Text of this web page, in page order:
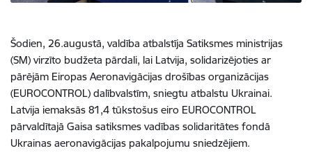
Šodien, 26.augustā, valdība atbalstīja Satiksmes ministrijas
(SM) virzīto budžeta pārdali, lai Latvija, solidarizējoties ar
pārējām Eiropas Aeronavigācijas drošības organizācijas
(EUROCONTROL) dalībvalstīm, sniegtu atbalstu Ukrainai.
Latvija iemaksās 81,4 tūkstošus eiro EUROCONTROL
pārvaldītajā Gaisa satiksmes vadības solidaritātes fondā
Ukrainas aeronavigācijas pakalpojumu sniedzējiem.